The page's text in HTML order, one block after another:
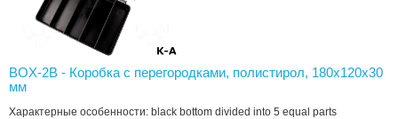
BOX-2B - Коробка с перегородками, полистирол, 180x120x30
мм
Характерные особенности: black bottom divided into 5 equal parts